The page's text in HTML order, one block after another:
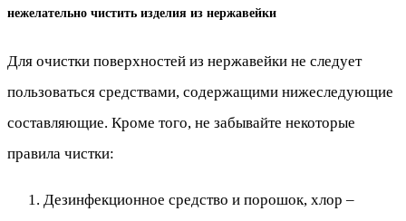
нежелательно чистить изделия из нержавейки
Для очистки поверхностей из нержавейки не следует
пользоваться средствами, содержащими нижеследующие
составляющие. Кроме того, не забывайте некоторые
правила чистки:
Дезинфекционное средство и порошок, хлор –